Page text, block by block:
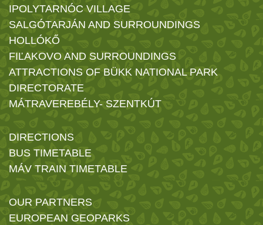
IPOLYTARNÓC VILLAGE
SALGÓTARJÁN AND SURROUNDINGS
HOLLÓKŐ
FIĽAKOVO AND SURROUNDINGS
ATTRACTIONS OF BÜKK NATIONAL PARK
DIRECTORATE
MÁTRAVEREBÉLY- SZENTKÚT
DIRECTIONS
BUS TIMETABLE
MÁV TRAIN TIMETABLE
OUR PARTNERS
EUROPEAN GEOPARKS